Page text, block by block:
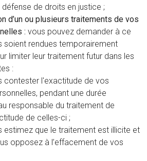
de droits en justice ;
d’un ou plusieurs traitements de vos
: vous pouvez demander à ce
soient rendues temporairement
limiter leur traitement futur dans les
:
contester l'exactitude de vos
pendant une durée
responsable du traitement de
de celles-ci ;
estimez que le traitement est illicite et
opposez à l’effacement de vos